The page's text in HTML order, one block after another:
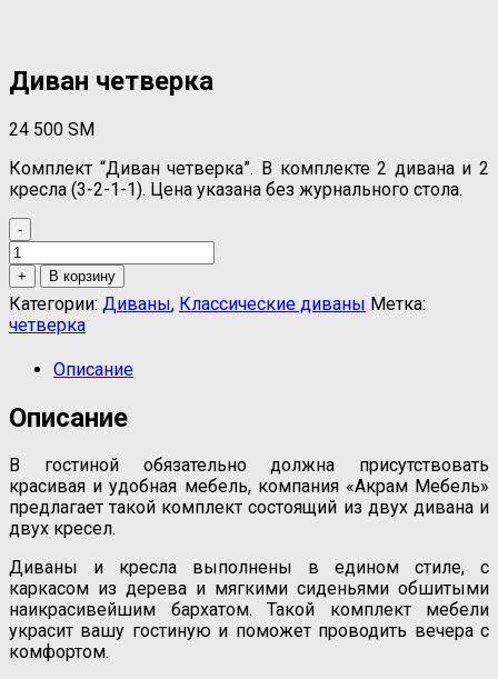
Диван четверка
24 500 ЅМ
Комплект “Диван четверка”. В комплекте 2 дивана и 2
кресла (3-2-1-1). Цена указана без журнального стола.
-
Количество
товара
Диван
четверка
+ В корзину
Категории: Диваны, Классические диваны Метка:
четверка
Описание
Описание
В гостиной обязательно должна присутствовать
красивая и удобная мебель, компания «Акрам Мебель»
предлагает такой комплект состоящий из двух дивана и
двух кресел.
Диваны и кресла выполнены в едином стиле, с
каркасом из дерева и мягкими сиденьями обшитыми
наикрасивейшим бархатом. Такой комплект мебели
украсит вашу гостиную и поможет проводить вечера с
комфортом.